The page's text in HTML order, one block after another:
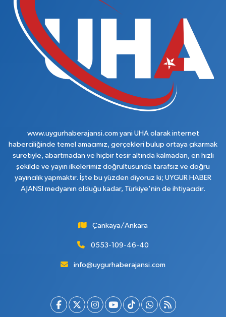
www.uygurhaberajansi.com yani UHA olarak internet
haberciliğinde temel amacımız, gerçekleri bulup ortaya çıkarmak
suretiyle, abartmadan ve hiçbir tesir altında kalmadan, en hızlı
şekilde ve yayın ilkelerimiz doğrultusunda tarafsız ve doğru
yayıncılık yapmaktır. İşte bu yüzden diyoruz ki; UYGUR HABER
AJANSI medyanın olduğu kadar, Türkiye'nin de ihtiyacıdır.
Çankaya/Ankara
0553-109-46-40
info@uygurhaberajansi.com